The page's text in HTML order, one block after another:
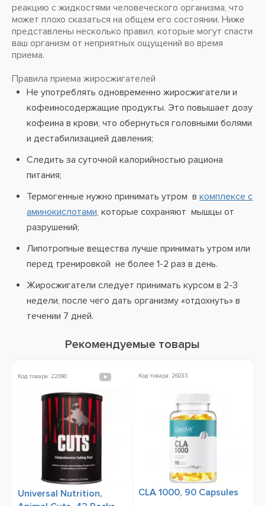
реакцию с жидкостями человеческого организма, что
может плохо сказаться на общем его состоянии. Ниже
представлены несколько правил, которые могут спасти
ваш организм от неприятных ощущений во время
приема.
Правила приема жиросжигателей
Не употреблять одновременно жиросжигатели и
кофеиносодержащие продукты. Это повышает дозу
кофеина в крови, что обернуться головными болями
и дестабилизацией давления;
Следить за суточной калорийностью рациона
питания;
Термогенные нужно принимать утром в комплексе с
аминокислотами, которые сохраняют мышцы от
разрушений;
Липотропные вещества лучше принимать утром или
перед тренировкой не более 1-2 раз в день.
Жиросжигатели следует принимать курсом в 2-3
недели, после чего дать организму «отдохнуть» в
течении 7 дней.
Рекомендуемые товары
Код товара: 22090
Universal Nutrition,
Код товара: 26033
CLA 1000, 90 Capsules